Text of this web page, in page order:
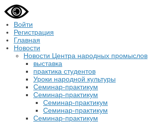
Войти
Регистрация
Главная
Новости
Новости Центра народных промыслов
выставка
практика студентов
Уроки народной культуры
Семинар-практикум
Семинар-практикум
Семинар-практикум
Семинар-практикум
Семинар-практикум